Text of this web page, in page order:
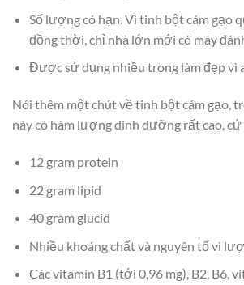
Số lượng có hạn. Vì tinh bột cám gạo
đồng thời, chỉ nhà lớn mới có máy
Được sử dụng nhiều trong làm đẹp vì
Nói thêm một chút về tinh bột cám gạo,
này có hàm lượng dinh dưỡng rất cao,
12 gram protein
22 gram lipid
40 gram glucid
Nhiều khoáng chất và nguyên tố vi
Các vitamin B1 (tới 0,96 mg), B2, B6,